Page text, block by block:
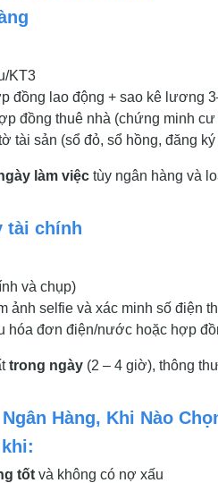
KT3
đồng lao động + sao kê lương
đồng thuê nhà (chứng minh cư
tài sản (sổ đỏ, sổ hồng, đăng ký
làm việc tùy ngân hàng và
tài chính
và chụp)
ảnh selfie và xác minh số điện
hóa đơn điện/nước hoặc hợp
trong ngày (2 – 4 giờ), thông
Hàng, Khi Nào
tốt và không có nợ xấu